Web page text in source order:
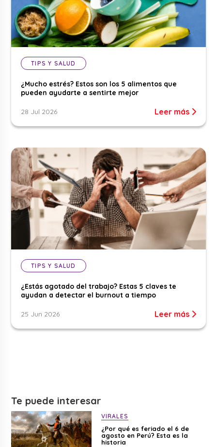
TIPS Y SALUD
¿Mucho estrés? Estos son los 5 alimentos que
pueden ayudarte a sentirte mejor
28 Jul 2026 Leer más
TIPS Y SALUD
¿Estás agotado del trabajo? Estas 5 claves te
ayudan a detectar el burnout a tiempo
25 Jun 2026 Leer más
Te puede interesar
VIRALES
¿Por qué es feriado el 6 de
agosto en Perú? Esta es la
historia